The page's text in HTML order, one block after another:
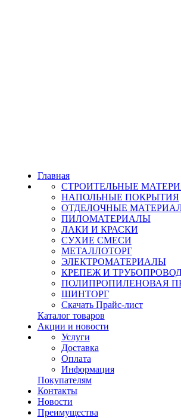
Главная
СТРОИТЕЛЬНЫЕ
НАПОЛЬНЫЕ ПОКРЫТИЯ
ОТДЕЛОЧНЫЕ
ПИЛОМАТЕРИАЛЫ
ЛАКИ И КРАСКИ
СУХИЕ СМЕСИ
МЕТАЛЛОТОРГ
ЭЛЕКТРОМАТЕРИАЛЫ
КРЕПЕЖ И
ПОЛИПРОПИЛЕНОВАЯ
ШИНТОРГ
Скачать Прайс-лист
Каталог товаров
Акции и новости
Услуги
Доставка
Оплата
Информация
Покупателям
Контакты
Новости
Преимущества